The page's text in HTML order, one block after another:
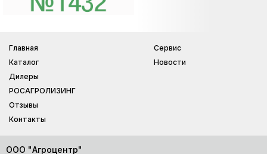
Главная
Каталог
Дилеры
РОСАГРОЛИЗИНГ
Отзывы
Контакты
Сервис
Новости
ООО "Агроцентр"